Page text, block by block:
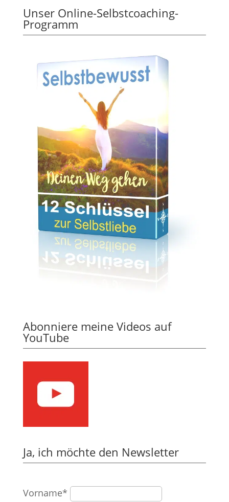
Unser Online-Selbstcoaching-
Programm
Abonniere meine Videos auf
YouTube
Ja, ich möchte den Newsletter
Vorname*